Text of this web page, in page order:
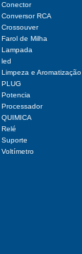
Conector
Conversor RCA
Crossouver
Farol de Milha
Lampada
led
Limpeza e Aromatização
PLUG
Potencia
Processador
QUIMICA
Relé
Suporte
Voltímetro